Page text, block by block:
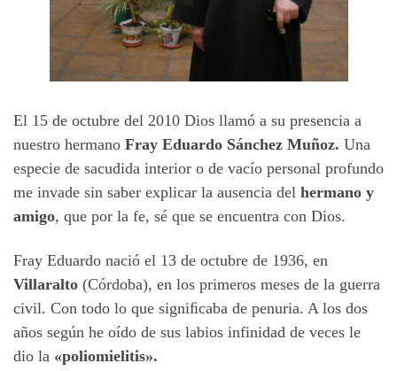
El 15 de octubre del 2010 Dios llamó a su presencia a
nuestro hermano Fray Eduardo Sánchez Muñoz. Una
especie de sacudida interior o de vacío personal profundo
me invade sin saber explicar la ausencia del hermano y
amigo, que por la fe, sé que se encuentra con Dios.
Fray Eduardo nació el 13 de octubre de 1936, en
Villaralto (Córdoba), en los primeros meses de la guerra
civil. Con todo lo que signiﬁcaba de penuria. A los dos
años según he oído de sus labios infinidad de veces le
dio la «poliomielitis».